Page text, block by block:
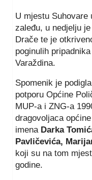
U mjestu Suhovare
zaleđu, u nedjelju
Drače te je
poginulih
Varaždina.
Spomenik je
potporu Općine
MUP-a i ZNG-a
dragovoljaca
imena Darka
Pavličevića,
koji su na tom
godine.